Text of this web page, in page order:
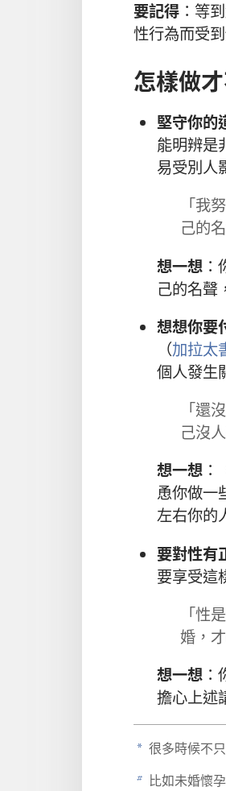
要記得 ：等
性行為而受
怎樣做
堅守你的
能明辨是
易受別人
「我
己的
想一想：
己的名聲
想想你要
（加拉太
個人發生
「還
己沒
想一想：
恿你做一
左右你的
要對性有
要享受這
「性
婚，
想一想：
擔心上述
a 很多時候不
b 比如未婚懷